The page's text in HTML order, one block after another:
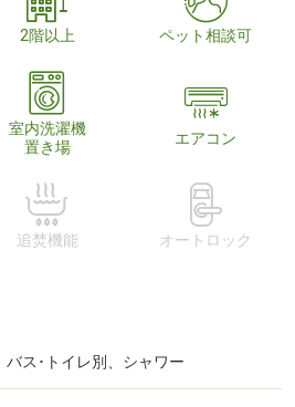
2階以上 ペット相談可
室内洗濯機
置き場
エアコン
追焚機能 オートロック
バス･トイレ別、シャワー